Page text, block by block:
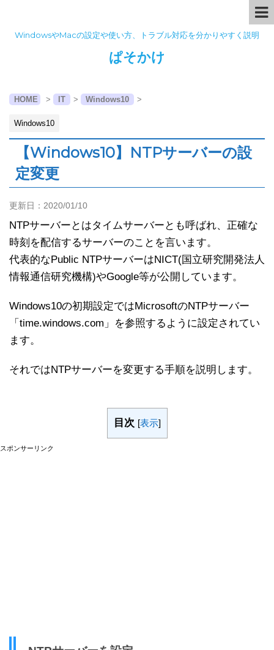
WindowsやMacの設定や使い方、トラブル対応を分かりやすく説明
ぱそかけ
HOME > IT > Windows10 >
Windows10
【Windows10】NTPサーバーの設
定変更
更新日： 2020/01/10
NTPサーバーとはタイムサーバーとも呼ばれ、正確な
時刻を配信するサーバーのことを言います。
代表的なPublic NTPサーバーはNICT(国立研究開発法人
情報通信研究機構)やGoogle等が公開しています。
Windows10の初期設定ではMicrosoftのNTPサーバー
「time.windows.com」を参照するように設定されてい
ます。
それではNTPサーバーを変更する手順を説明します。
目次 [表示]
スポンサーリンク